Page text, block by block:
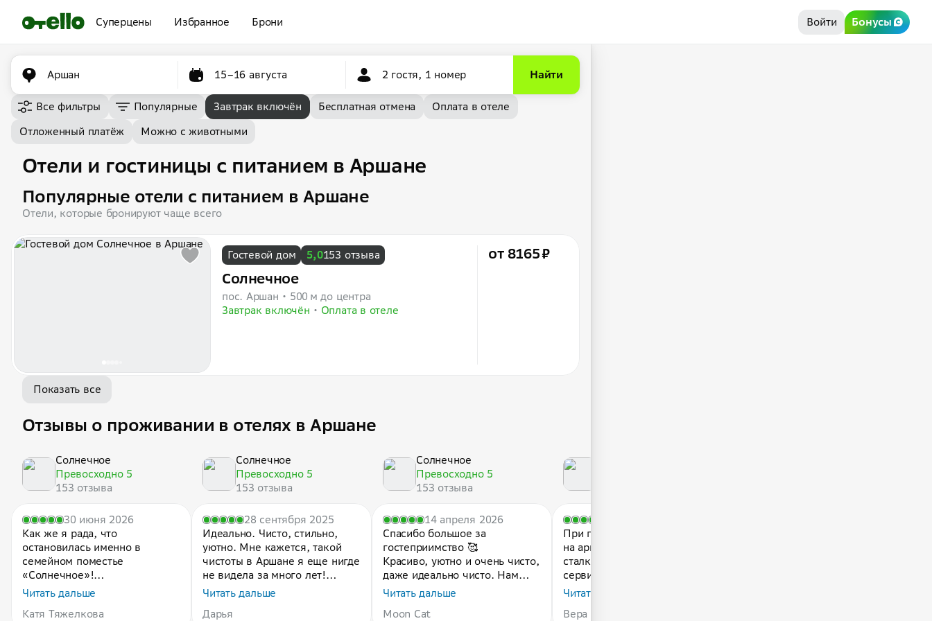
Суперцены Избранное Брони Войти Бонусы
Аршан 15–16 августа 2 гостя, 1 номер Найти
Все фильтры Популярные Завтрак включён Бесплатная отмена
Оплата в отеле
Отложенный платёж
Можно с животными
Отели и гостиницы с питанием в Аршане
Популярные отели с питанием в Аршане
Отели, которые бронируют чаще всего
Гостевой дом 5,0153 отзыва
Солнечное
пос. Аршан
500 м до центра
Завтрак включён
Оплата в отеле
от 8165 ₽
Показать все
Отзывы о проживании в отелях в Аршане
Солнечное
Превосходно 5
153 отзыва
30 июня 2026
Как же я рада, что
остановилась именно в
семейном поместье
«Солнечное»!
Это одно из тех мест, куда
хочется возвращаться. Здесь
Читать дальше
Катя Тяжелкова
Солнечное
Превосходно 5
153 отзыва
28 сентября 2025
Идеально. Чисто, стильно,
уютно. Мне кажется, такой
чистоты в Аршане я еще нигде
не видела за много лет!
Дизайн изумительный,
картины на стенах -
шикарные. К сожалению,
Читать дальше
Дарья
Солнечное
Превосходно 5
153 отзыва
14 апреля 2026
Спасибо большое за
гостеприимство 🥰
Красиво, уютно и очень чисто,
даже идеально чисто. Нам
повезло и мы были одни,
пожарили шашлыки,
выспались 😄
Читать дальше
Moon Cat
При поиске мест размещения
на аршане чаще всего
сталкиваешься с низким
сервисом, а мы еще с
ребенком , которому нужна
отель для семей с детьми ,
Читать дальше
Вера Женевская